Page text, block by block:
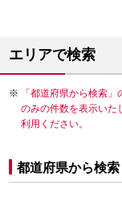
エリアで検索
「都道府県から検索
のみの件数を表示いた
利用ください。
都道府県から検索